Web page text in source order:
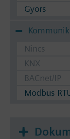
Gyors
Nincs
KNX
BACnet/IP
Modbus